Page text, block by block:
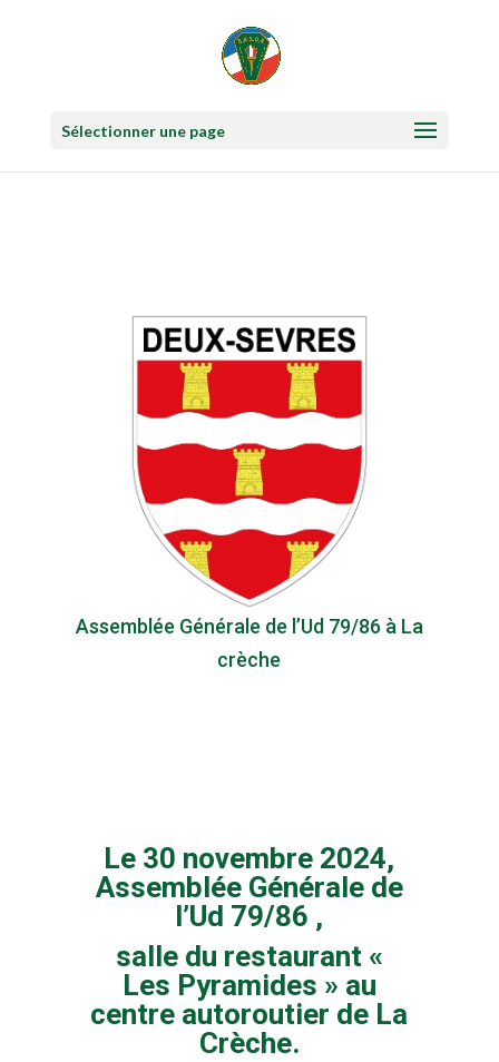
Sélectionner une page
Assemblée Générale de l’Ud 79/86 à La
crèche
Le 30 novembre 2024,
Assemblée Générale de
l’Ud 79/86 ,
salle du restaurant «
Les Pyramides » au
centre autoroutier de La
Crèche.